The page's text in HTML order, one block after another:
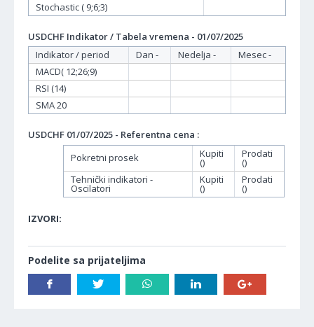
Stochastic ( 9;6;3)
USDCHF Indikator / Tabela vremena - 01/07/2025
Indikator / period
Dan - Nedelja -
Mesec -
MACD( 12;26;9)
RSI (14)
SMA 20
USDCHF 01/07/2025 - Referentna cena :
Pokretni prosek
Kupiti
()
Prodati
()
Tehnički indikatori -
Oscilatori
Kupiti
()
Prodati
()
IZVORI:
Podelite sa prijateljima